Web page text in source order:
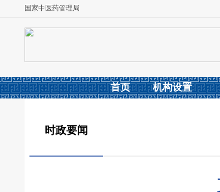
国家中医药管理局
首页 机构设置
时政要闻